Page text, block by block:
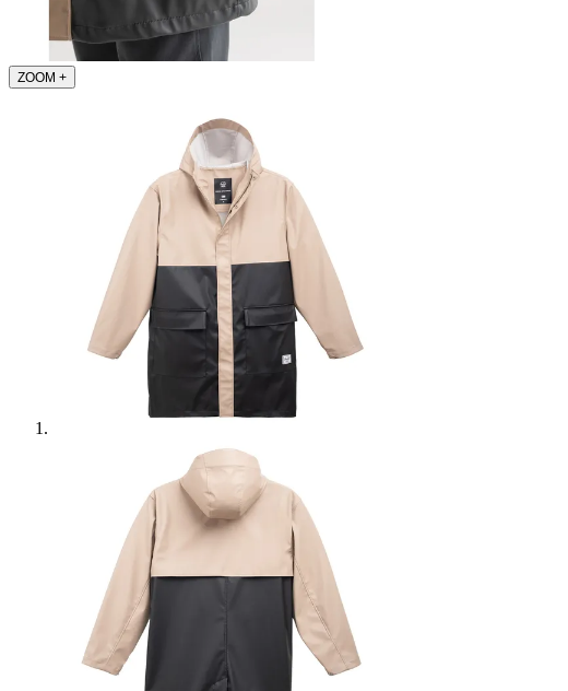
ZOOM +